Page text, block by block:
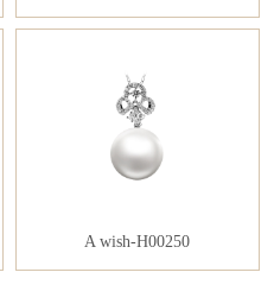
A wish-H00250